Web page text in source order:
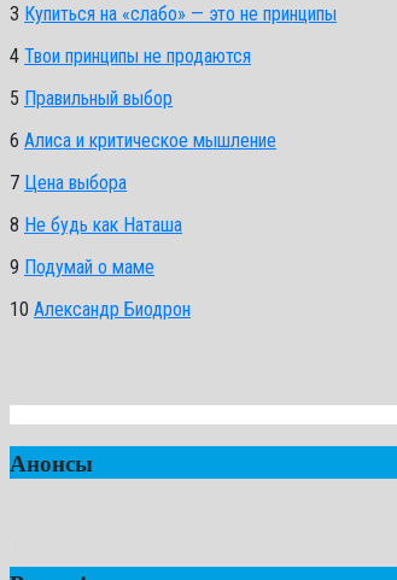
3 Купиться на «слабо» — это не принципы
4 Твои принципы не продаются
5 Правильный выбор
6 Алиса и критическое мышление
7 Цена выбора
8 Не будь как Наташа
9 Подумай о маме
10 Александр Биодрон
Анонсы